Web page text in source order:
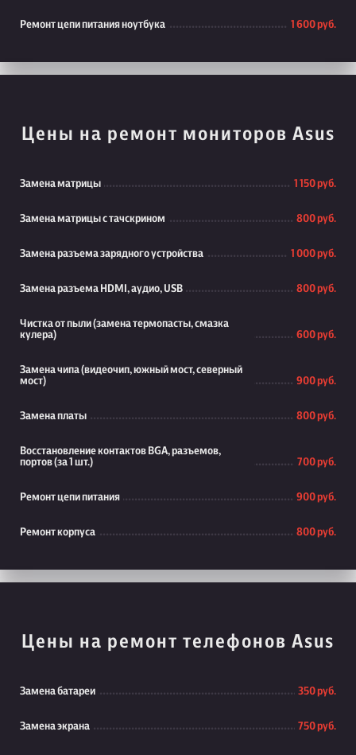
Ремонт цепи питания ноутбука 1 600 руб.
Цены на ремонт мониторов Asus
Замена матрицы 1 150 руб.
Замена матрицы с тачскрином 800 руб.
Замена разъема зарядного устройства 1 000 руб.
Замена разъема HDMI, аудио, USB 800 руб.
Чистка от пыли (замена термопасты, смазка
кулера)
600 руб.
Замена чипа (видеочип, южный мост, северный
мост)
900 руб.
Замена платы 800 руб.
Восстановление контактов BGA, разъемов,
портов (за 1 шт.)
700 руб.
Ремонт цепи питания 900 руб.
Ремонт корпуса 800 руб.
Цены на ремонт телефонов Asus
Замена батареи 350 руб.
Замена экрана 750 руб.